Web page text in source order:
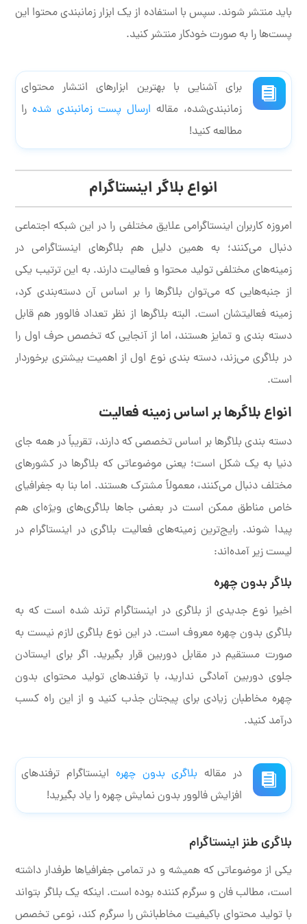
باید منتشر شوند. سپس با استفاده از یک ابزار زمانبندی محتوا این
پست‌ها را به صورت خودکار منتشر کنید.
برای آشنایی با بهترین ابزارهای انتشار محتوای
زمانبندی‌شده، مقاله ارسال پست زمانبندی شدهرا
مطالعه کنید!
انواع بلاگر اینستاگرام
امروزه کاربران اینستاگرامی علایق مختلفی را در این شبکه اجتماعی
دنبال می‌کنند؛ به همین دلیل هم بلاگرهای اینستاگرامی در
زمینه‌های مختلفی تولید محتوا و فعالیت دارند. به این ترتیب یکی
از جنبه‌هایی که می‌توان بلاگرها را بر اساس آن دسته‌بندی کرد،
زمینه فعالیتشان است. البته بلاگرها از نظر تعداد فالوور هم قابل
دسته بندی و تمایز هستند، اما از آنجایی که تخصص حرف اول را
در بلاگری می‌زند، دسته بندی نوع اول از اهمیت بیشتری برخوردار
است.
انواع بلاگرها بر اساس زمینه فعالیت
دسته بندی بلاگرها بر اساس تخصصی که دارند، تقریباً در همه جای
دنیا به یک شکل است؛ یعنی موضوعاتی که بلاگرها در کشورهای
مختلف دنبال می‌کنند، معمولاً مشترک هستند. اما بنا به جغرافیای
خاص مناطق ممکن است در بعضی جاها بلاگری‌های ویژه‌ای هم
پیدا شوند. رایج‌ترین زمینه‌های فعالیت بلاگری در اینستاگرام در
لیست زیر آمده‌اند:
بلاگر بدون چهره
اخیرا نوع جدیدی از بلاگری در اینستاگرام ترند شده است که به
بلاگری بدون چهره معروف است. در این نوع بلاگری لازم نیست به
صورت مستقیم در مقابل دوربین قرار بگیرید. اگر برای ایستادن
جلوی دوربین آمادگی ندارید، با ترفندهای تولید محتوای بدون
چهره مخاطبان زیادی برای پیجتان جذب کنید و از این راه کسب
درآمد کنید.
در مقاله بلاگری بدون چهره اینستاگرام ترفندهای
افزایش فالوور بدون نمایش چهره را یاد بگیرید!
بلاگری طنز اینستاگرام
یکی از موضوعاتی که همیشه و در تمامی جغرافیاها طرفدار داشته
است، مطالب فان و سرگرم کننده بوده است. اینکه یک بلاگر بتواند
با تولید محتوای باکیفیت مخاطبانش را سرگرم کند، نوعی تخصص